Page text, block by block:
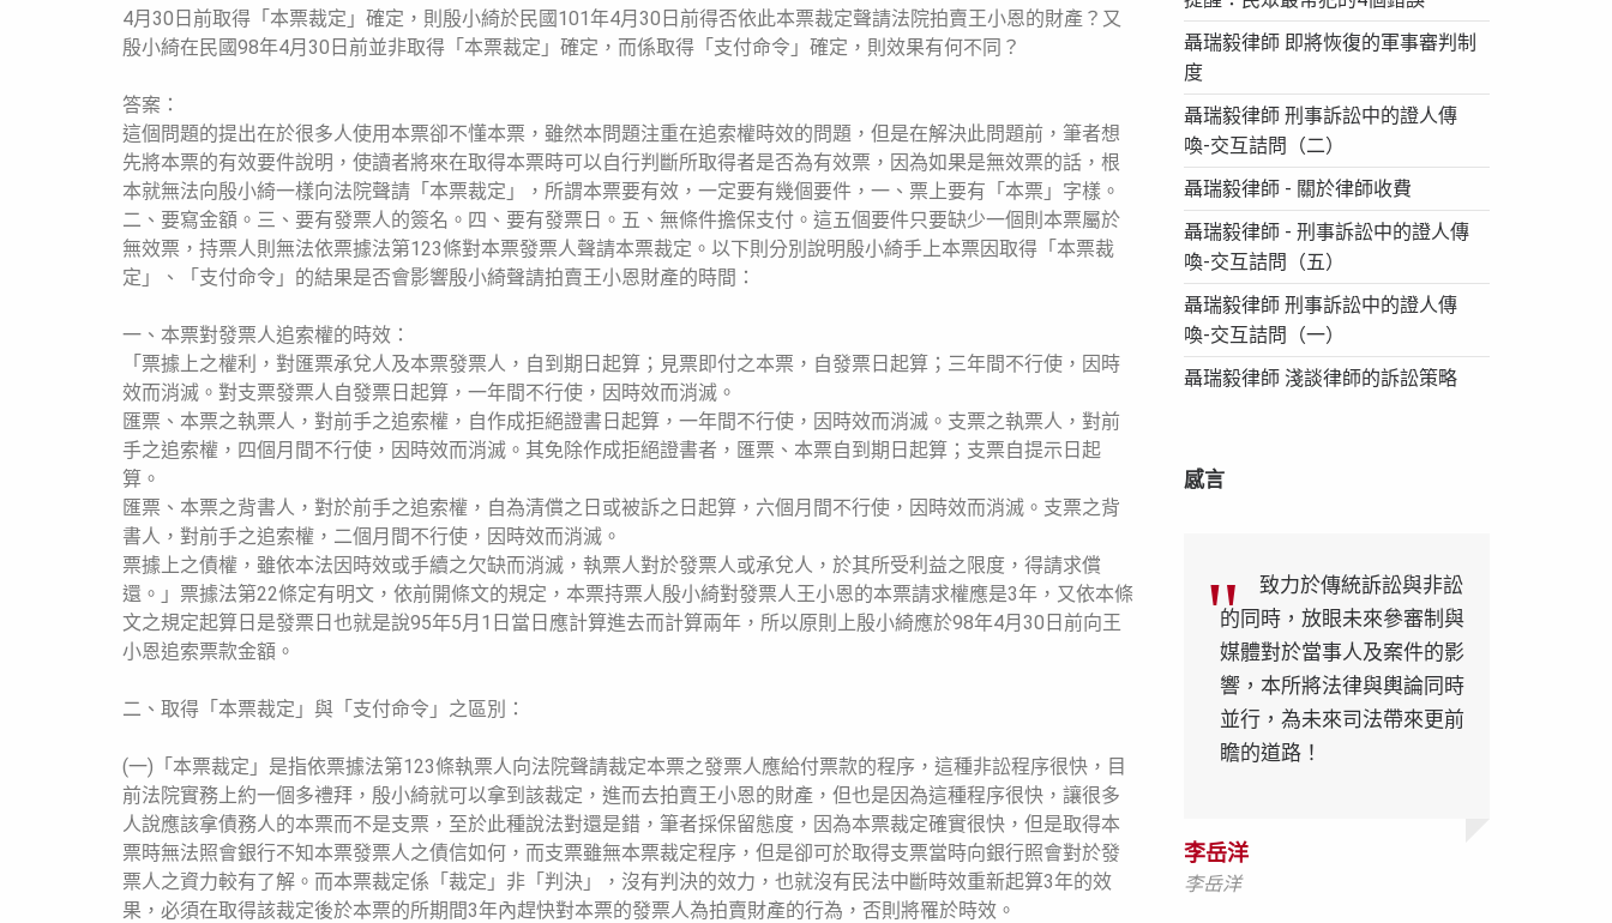
4月30日前取得「本票裁定」確定，則殷小綺於民國101年4月30日前得否依此本票裁定聲請法院拍賣王小恩的財產？又
殷小綺在民國98年4月30日前並非取得「本票裁定」確定，而係取得「支付命令」確定，則效果有何不同？
答案：
這個問題的提出在於很多人使用本票卻不懂本票，雖然本問題注重在追索權時效的問題，但是在解決此問題前，筆者想
先將本票的有效要件說明，使讀者將來在取得本票時可以自行判斷所取得者是否為有效票，因為如果是無效票的話，根
本就無法向殷小綺一樣向法院聲請「本票裁定」，所謂本票要有效，一定要有幾個要件，一、票上要有「本票」字樣。
二、要寫金額。三、要有發票人的簽名。四、要有發票日。五、無條件擔保支付。這五個要件只要缺少一個則本票屬於
無效票，持票人則無法依票據法第123條對本票發票人聲請本票裁定。以下則分別說明殷小綺手上本票因取得「本票裁
定」、「支付命令」的結果是否會影響殷小綺聲請拍賣王小恩財產的時間：
一、本票對發票人追索權的時效：
「票據上之權利，對匯票承兌人及本票發票人，自到期日起算；見票即付之本票，自發票日起算；三年間不行使，因時
效而消滅。對支票發票人自發票日起算，一年間不行使，因時效而消滅。
匯票、本票之執票人，對前手之追索權，自作成拒絕證書日起算，一年間不行使，因時效而消滅。支票之執票人，對前
手之追索權，四個月間不行使，因時效而消滅。其免除作成拒絕證書者，匯票、本票自到期日起算；支票自提示日起
算。
匯票、本票之背書人，對於前手之追索權，自為清償之日或被訴之日起算，六個月間不行使，因時效而消滅。支票之背
書人，對前手之追索權，二個月間不行使，因時效而消滅。
票據上之債權，雖依本法因時效或手續之欠缺而消滅，執票人對於發票人或承兌人，於其所受利益之限度，得請求償
還。」票據法第22條定有明文，依前開條文的規定，本票持票人殷小綺對發票人王小恩的本票請求權應是3年，又依本條
文之規定起算日是發票日也就是說95年5月1日當日應計算進去而計算兩年，所以原則上殷小綺應於98年4月30日前向王
小恩追索票款金額。
二、取得「本票裁定」與「支付命令」之區別：
(一)「本票裁定」是指依票據法第123條執票人向法院聲請裁定本票之發票人應給付票款的程序，這種非訟程序很快，目
前法院實務上約一個多禮拜，殷小綺就可以拿到該裁定，進而去拍賣王小恩的財產，但也是因為這種程序很快，讓很多
人說應該拿債務人的本票而不是支票，至於此種說法對還是錯，筆者採保留態度，因為本票裁定確實很快，但是取得本
票時無法照會銀行不知本票發票人之債信如何，而支票雖無本票裁定程序，但是卻可於取得支票當時向銀行照會對於發
票人之資力較有了解。而本票裁定係「裁定」非「判決」，沒有判決的效力，也就沒有民法中斷時效重新起算3年的效
果，必須在取得該裁定後於本票的所期間3年內趕快對本票的發票人為拍賣財產的行為，否則將罹於時效。
聶瑞毅律師 即將恢復的軍事審判制
度
聶瑞毅律師 刑事訴訟中的證人傳
喚-交互詰問（二）
聶瑞毅律師 - 關於律師收費
聶瑞毅律師 - 刑事訴訟中的證人傳
喚-交互詰問（五）
聶瑞毅律師 刑事訴訟中的證人傳
喚-交互詰問（一）
聶瑞毅律師 淺談律師的訴訟策略
感言
李岳洋
李岳洋
李岳洋
李岳洋
致力於傳統訴訟與非訟
的同時，放眼未來參審制與
媒體對於當事人及案件的影
響，本所將法律與輿論同時
並行，為未來司法帶來更前
瞻的道路！
李岳洋
李岳洋